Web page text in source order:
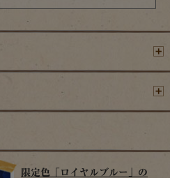
限定色「ロイヤルブルー」の